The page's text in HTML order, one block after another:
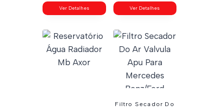
Ver Detalhes Ver Detalhes
Filtro Secador Do